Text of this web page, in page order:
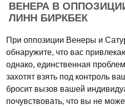
ВЕНЕРА В
ЛИНН БИРКБЕК
При оппозиции Венеры и
обнаружите, что вас
однако, единственная
захотят взять под контроль
бросит вызов вашей
почувствовать, что вы не